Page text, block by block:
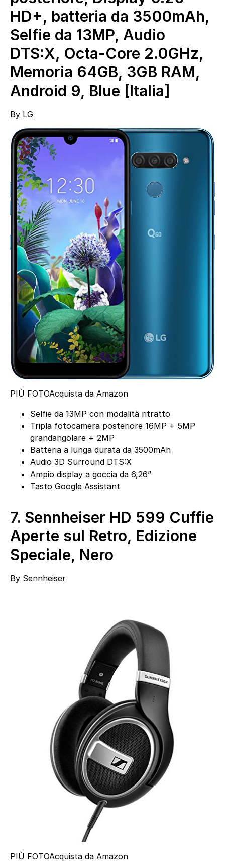
HD+, batteria da 3500mAh,
Selfie da 13MP, Audio
DTS:X, Octa-Core 2.0GHz,
Memoria 64GB, 3GB RAM,
Android 9, Blue [Italia]
By LG
PIÙ FOTOAcquista da Amazon
Selfie da 13MP con modalità ritratto
Tripla fotocamera posteriore 16MP + 5MP
grandangolare + 2MP
Batteria a lunga durata da 3500mAh
Audio 3D Surround DTS:X
Ampio display a goccia da 6,26”
Tasto Google Assistant
7. Sennheiser HD 599 Cuffie
Aperte sul Retro, Edizione
Speciale, Nero
By Sennheiser
PIÙ FOTOAcquista da Amazon